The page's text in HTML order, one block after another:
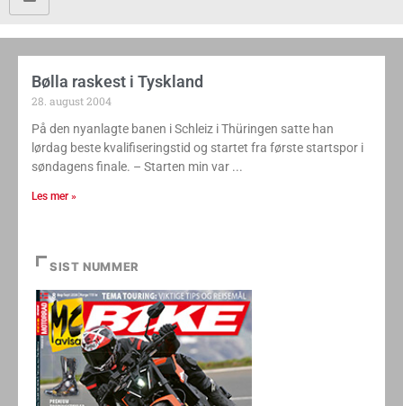
Bølla raskest i Tyskland
28. august 2004
På den nyanlagte banen i Schleiz i Thüringen satte han
lørdag beste kvalifiseringstid og startet fra første startspor i
søndagens finale. – Starten min var
Les mer »
SIST NUMMER